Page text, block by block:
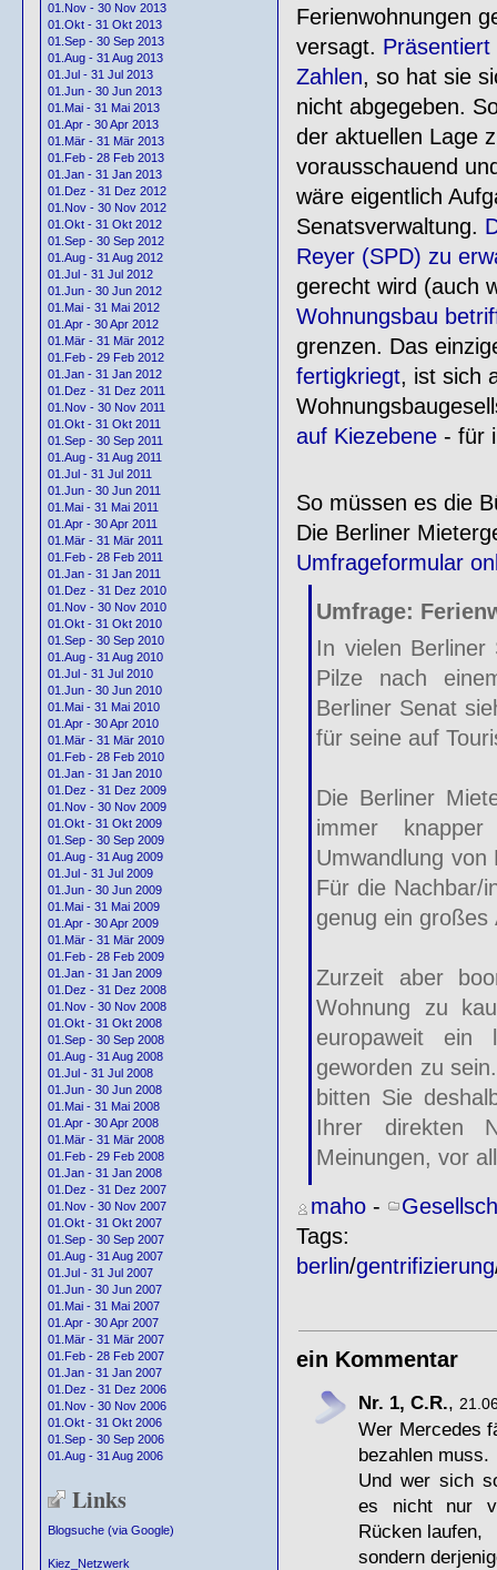
01.Nov - 30 Nov 2013
01.Okt - 31 Okt 2013
01.Sep - 30 Sep 2013
01.Aug - 31 Aug 2013
01.Jul - 31 Jul 2013
01.Jun - 30 Jun 2013
01.Mai - 31 Mai 2013
01.Apr - 30 Apr 2013
01.Mär - 31 Mär 2013
01.Feb - 28 Feb 2013
01.Jan - 31 Jan 2013
01.Dez - 31 Dez 2012
01.Nov - 30 Nov 2012
01.Okt - 31 Okt 2012
01.Sep - 30 Sep 2012
01.Aug - 31 Aug 2012
01.Jul - 31 Jul 2012
01.Jun - 30 Jun 2012
01.Mai - 31 Mai 2012
01.Apr - 30 Apr 2012
01.Mär - 31 Mär 2012
01.Feb - 29 Feb 2012
01.Jan - 31 Jan 2012
01.Dez - 31 Dez 2011
01.Nov - 30 Nov 2011
01.Okt - 31 Okt 2011
01.Sep - 30 Sep 2011
01.Aug - 31 Aug 2011
01.Jul - 31 Jul 2011
01.Jun - 30 Jun 2011
01.Mai - 31 Mai 2011
01.Apr - 30 Apr 2011
01.Mär - 31 Mär 2011
01.Feb - 28 Feb 2011
01.Jan - 31 Jan 2011
01.Dez - 31 Dez 2010
01.Nov - 30 Nov 2010
01.Okt - 31 Okt 2010
01.Sep - 30 Sep 2010
01.Aug - 31 Aug 2010
01.Jul - 31 Jul 2010
01.Jun - 30 Jun 2010
01.Mai - 31 Mai 2010
01.Apr - 30 Apr 2010
01.Mär - 31 Mär 2010
01.Feb - 28 Feb 2010
01.Jan - 31 Jan 2010
01.Dez - 31 Dez 2009
01.Nov - 30 Nov 2009
01.Okt - 31 Okt 2009
01.Sep - 30 Sep 2009
01.Aug - 31 Aug 2009
01.Jul - 31 Jul 2009
01.Jun - 30 Jun 2009
01.Mai - 31 Mai 2009
01.Apr - 30 Apr 2009
01.Mär - 31 Mär 2009
01.Feb - 28 Feb 2009
01.Jan - 31 Jan 2009
01.Dez - 31 Dez 2008
01.Nov - 30 Nov 2008
01.Okt - 31 Okt 2008
01.Sep - 30 Sep 2008
01.Aug - 31 Aug 2008
01.Jul - 31 Jul 2008
01.Jun - 30 Jun 2008
01.Mai - 31 Mai 2008
01.Apr - 30 Apr 2008
01.Mär - 31 Mär 2008
01.Feb - 29 Feb 2008
01.Jan - 31 Jan 2008
01.Dez - 31 Dez 2007
01.Nov - 30 Nov 2007
01.Okt - 31 Okt 2007
01.Sep - 30 Sep 2007
01.Aug - 31 Aug 2007
01.Jul - 31 Jul 2007
01.Jun - 30 Jun 2007
01.Mai - 31 Mai 2007
01.Apr - 30 Apr 2007
01.Mär - 31 Mär 2007
01.Feb - 28 Feb 2007
01.Jan - 31 Jan 2007
01.Dez - 31 Dez 2006
01.Nov - 30 Nov 2006
01.Okt - 31 Okt 2006
01.Sep - 30 Sep 2006
01.Aug - 31 Aug 2006
Links
Blogsuche (via Google)
Kiez_Netzwerk
Ferienwohnungen
versagt.
Zahlen, so hat sie
nicht abgegeben.
der aktuellen Lage
vorausschauend
wäre eigentlich
Senatsverwaltung.
Reyer (SPD) zu
gerecht wird (auch
Wohnungsbau
grenzen. Das
fertigkriegt, ist sich
auf Kiezebene - für
So müssen es die
Die Berliner
Umfrageformular
Umfrage:
In vielen
Pilze nach
Berliner Senat
für seine auf
Die Berliner
immer
Umwandlung von
Für die Nachbar/
genug ein großes
Zurzeit aber
Wohnung zu
europaweit ein
geworden zu
bitten Sie
Ihrer direkten
Meinungen, vor
maho -
Tags:
berlin/gentrifizierung
ein Kommentar
Nr. 1, C.R.,
Wer Mercedes
bezahlen muss.
Und wer sich
es nicht nur
Rücken laufen,
sondern